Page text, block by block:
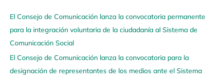
El Consejo de Comunicación lanza la convocatoria permanente
para la integración voluntaria de la ciudadanía al Sistema de
Comunicación Social
El Consejo de Comunicación lanza la convocatoria para la
designación de representantes de los medios ante el Sistema
v
e
g
a
a